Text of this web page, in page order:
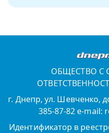
ОБЩЕСТВО С
г. Днепр, ул. Шевченко,
385-87-82 e-mail:
Идентификатор в